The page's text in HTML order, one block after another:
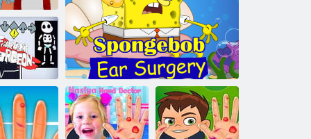
dirba
ligoninės
chirurgas
chirurgas